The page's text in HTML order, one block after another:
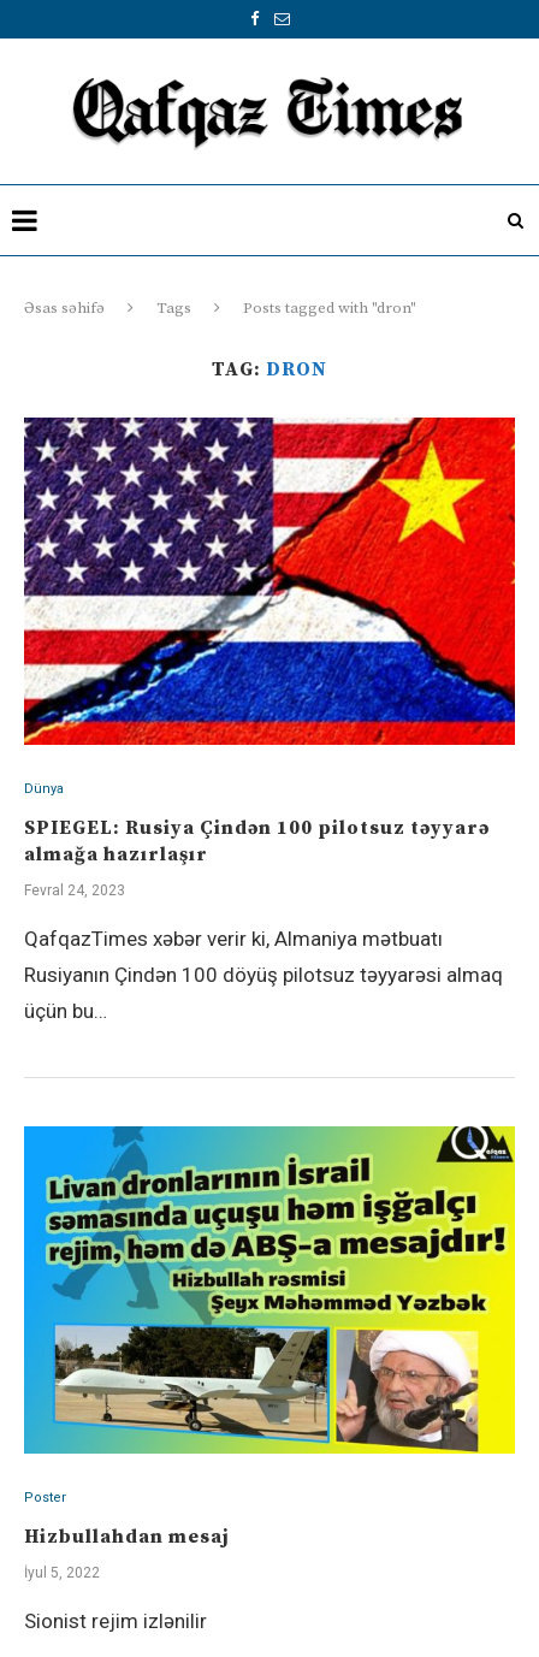
Əsas səhifə Tags Posts tagged with "dron"
TAG: DRON
Dünya
SPIEGEL: Rusiya Çindən 100 pilotsuz təyyarə
almağa hazırlaşır
Fevral 24, 2023
QafqazTimes xəbər verir ki, Almaniya mətbuatı
Rusiyanın Çindən 100 döyüş pilotsuz təyyarəsi almaq
üçün bu…
Poster
Hizbullahdan mesaj
İyul 5, 2022
Sionist rejim izlənilir